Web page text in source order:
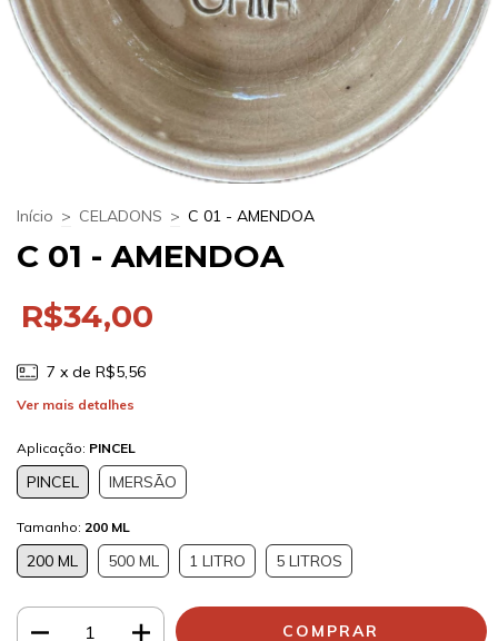
Início > CELADONS > C 01 - AMENDOA
C 01 - AMENDOA
R$34,00
7 x de R$5,56
Ver mais detalhes
Aplicação: PINCEL
PINCEL IMERSÃO
Tamanho: 200 ML
200 ML 500 ML 1 LITRO 5 LITROS